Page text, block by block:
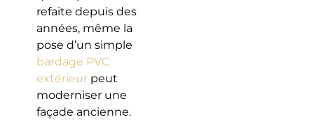
refaite depuis des
années, même la
pose d’un simple
bardage PVC
extérieurpeut
moderniser une
façade ancienne.